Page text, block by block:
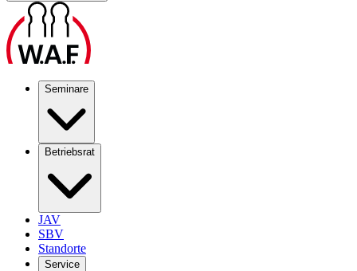
Seminare
Betriebsrat
JAV
SBV
Standorte
Service